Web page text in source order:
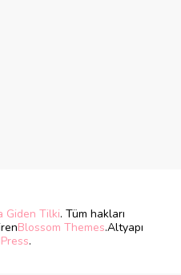
Giden Tilki. Tüm hakları
Blossom Themes.Altyapı
.